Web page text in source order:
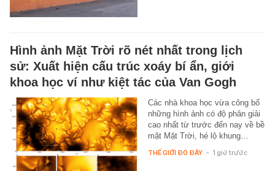
Hình ảnh Mặt Trời rõ nét nhất trong lịch
sử: Xuất hiện cấu trúc xoáy bí ẩn, giới
khoa học ví như kiệt tác của Van Gogh
Các nhà khoa học vừa công bố
những hình ảnh có độ phân giải
cao nhất từ trước đến nay về bề
mặt Mặt Trời, hé lộ khung…
THẾ GIỚI ĐÓ ĐÂY - 1 giờ trước